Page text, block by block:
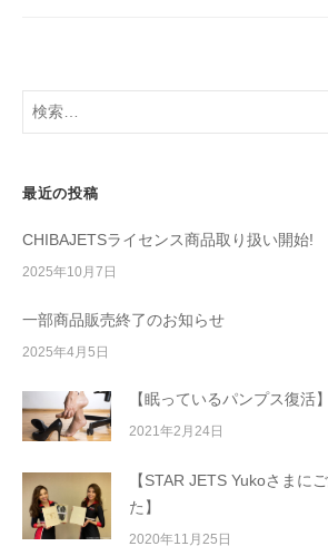
最近の投稿
CHIBAJETSライセンス商品取り扱い開始!
2025年10月7日
一部商品販売終了のお知らせ
2025年4月5日
【眠っているパンプス復活】
2021年2月24日
【STAR JETS Yukoさまに
た】
2020年11月25日